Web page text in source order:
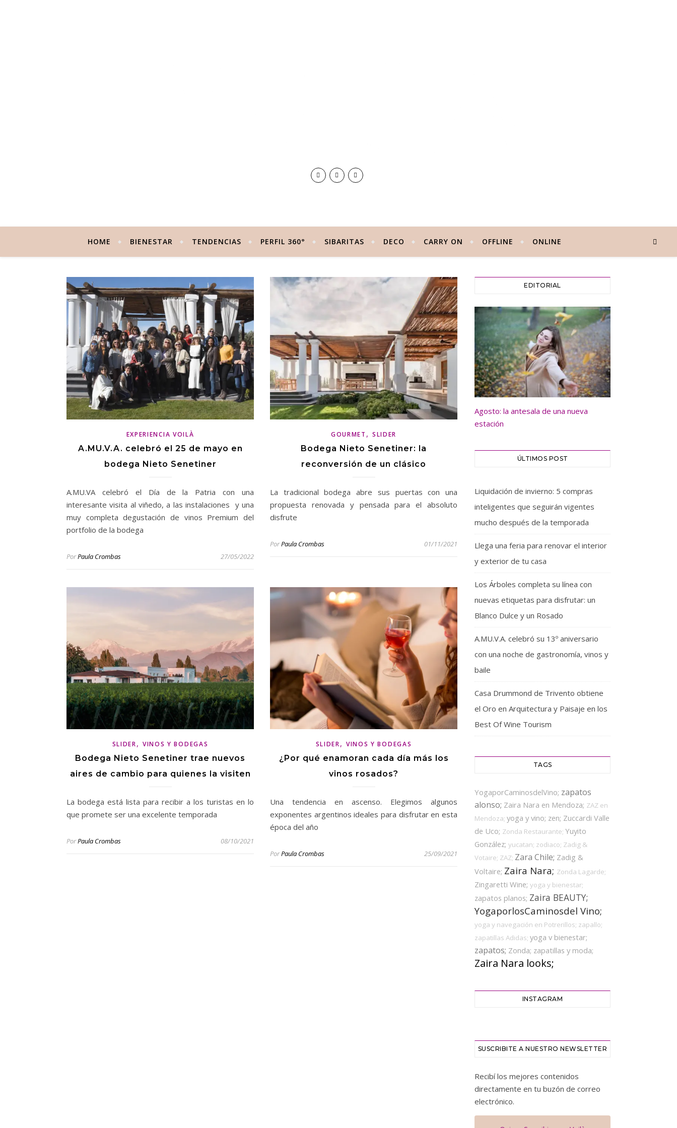
HOME BIENESTAR TENDENCIAS PERFIL 360° SIBARITAS DECO CARRY ON OFFLINE ONLINE
EXPERIENCIA VOILÀ
A.MU.V.A. celebró el 25 de mayo en
bodega Nieto Senetiner
A.MU.VA celebró el Día de la Patria con una
interesante visita al viñedo, a las instalaciones y una
muy completa degustación de vinos Premium del
portfolio de la bodega
PorPaula Crombas 27/05/2022
GOURMET , SLIDER
Bodega Nieto Senetiner: la
reconversión de un clásico
La tradicional bodega abre sus puertas con una
propuesta renovada y pensada para el absoluto
disfrute
PorPaula Crombas 01/11/2021
SLIDER, VINOS Y BODEGAS
Bodega Nieto Senetiner trae nuevos
aires de cambio para quienes la visiten
La bodega está lista para recibir a los turistas en lo
que promete ser una excelente temporada
PorPaula Crombas 08/10/2021
SLIDER, VINOS Y BODEGAS
¿Por qué enamoran cada día más los
vinos rosados?
Una tendencia en ascenso. Elegimos algunos
exponentes argentinos ideales para disfrutar en esta
época del año
PorPaula Crombas 25/09/2021
EDITORIAL
Agosto: la antesala de una nueva
estación
ÚLTIMOS POST
Liquidación de invierno: 5 compras
inteligentes que seguirán vigentes
mucho después de la temporada
Llega una feria para renovar el interior
y exterior de tu casa
Los Árboles completa su línea con
nuevas etiquetas para disfrutar: un
Blanco Dulce y un Rosado
A.MU.V.A. celebró su 13º aniversario
con una noche de gastronomía, vinos y
baile
Casa Drummond de Trivento obtiene
el Oro en Arquitectura y Paisaje en los
Best Of Wine Tourism
TAGS
YogaporCaminosdelVino; zapatos
alonso; Zaira Nara en Mendoza; ZAZ en
Mendoza; yoga y vino; zen; Zuccardi Valle
de Uco; Zonda Restaurante; Yuyito
González; yucatan; zodiaco; Zadig &
Votaire; ZAZ; Zara Chile; Zadig &
Voltaire; Zaira Nara; Zonda Lagarde;
Zingaretti Wine; yoga y bienestar;
zapatos planos; Zaira BEAUTY;
YogaporlosCaminosdel Vino;
yoga y navegación en Potrerillos; zapallo;
zapatillas Adidas; yoga v bienestar;
zapatos; Zonda; zapatillas y moda;
Zaira Nara looks;
INSTAGRAM
SUSCRIBITE A NUESTRO NEWSLETTER
Recibí los mejores contenidos
directamente en tu buzón de correo
electrónico.